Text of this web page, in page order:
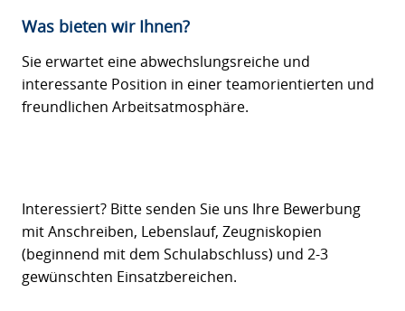
Was bieten wir Ihnen?
Sie erwartet eine abwechslungsreiche und
interessante Position in einer teamorientierten und
freundlichen Arbeitsatmosphäre.
Interessiert? Bitte senden Sie uns Ihre Bewerbung
mit Anschreiben, Lebenslauf, Zeugniskopien
(beginnend mit dem Schulabschluss) und 2-3
gewünschten Einsatzbereichen.